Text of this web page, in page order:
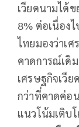
เวียดนามได้
8% ต่อเนื่อง
ไทยมองว่าเ
คาดการณ์เดิ
เศรษฐกิจเวี
กว่าที่คาดค่อ
แนวโน้มเติบ